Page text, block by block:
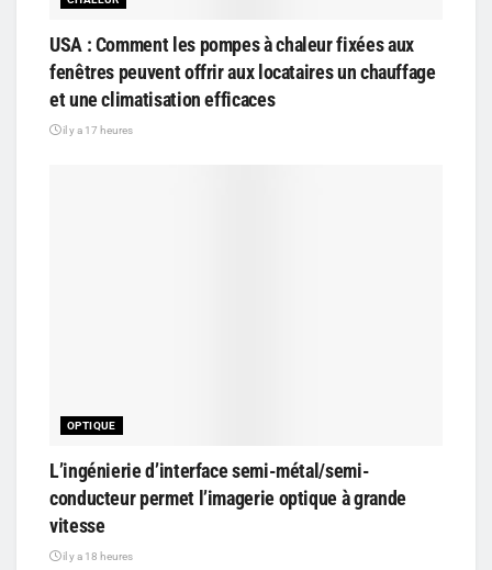
USA : Comment les pompes à chaleur fixées aux
fenêtres peuvent offrir aux locataires un chauffage
et une climatisation efficaces
il y a 17 heures
OPTIQUE
L’ingénierie d’interface semi-métal/semi-
conducteur permet l’imagerie optique à grande
vitesse
il y a 18 heures